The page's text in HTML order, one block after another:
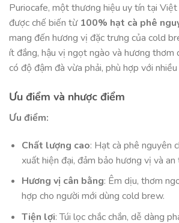
Puriocafe, một thương hiệu uy tín tại
được chế biến từ 100% hạt cà phê
mang đến hương vị đặc trưng của cold
ít đắng, hậu vị ngọt ngào và hương thơm
có độ đậm đà vừa phải, phù hợp với
Ưu điểm và nhược điểm
Ưu điểm:
Chất lượng cao: Hạt cà phê nguyên
xuất hiện đại, đảm bảo hương vị và an
Hương vị cân bằng: Êm dịu, thơm
hợp cho người mới dùng cold brew.
Tiện lợi: Túi lọc chắc chắn, dễ dàng